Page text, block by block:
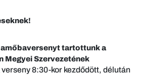
amőbaversenyt tartottunk a
Megyei Szervezetének
verseny 8:30-kor kezdődött, délután